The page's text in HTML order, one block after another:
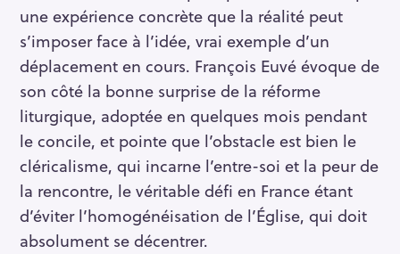
une expérience concrète que la réalité peut
s’imposer face à l’idée, vrai exemple d’un
déplacement en cours. François Euvé évoque de
son côté la bonne surprise de la réforme
liturgique, adoptée en quelques mois pendant
le concile, et pointe que l’obstacle est bien le
cléricalisme, qui incarne l’entre-soi et la peur de
la rencontre, le véritable défi en France étant
d’éviter l’homogénéisation de l’Église, qui doit
absolument se décentrer.